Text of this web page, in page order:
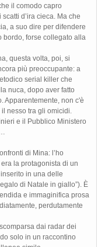
il comodo capro
d’ira cieca. Ma che
a suo dire per difendere
bordo, forse collegato alla
questa volta, poi, si
più preoccupante: a
serial killer che
nuca, dopo aver fatto
Apparentemente, non c'è
nesso tra gli omicidi.
e il Pubblico Ministero
di Mina: l’ho
la protagonista di un
in una delle
di Natale in giallo”). È
e immaginifica prosa
perdutamente
dai radar dei
solo in un raccontino